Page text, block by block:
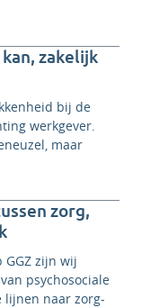
zakelijk
bij de
werkgever.
maar
zorg,
GGZ zijn wij
psychosociale
lijnen naar zorg-